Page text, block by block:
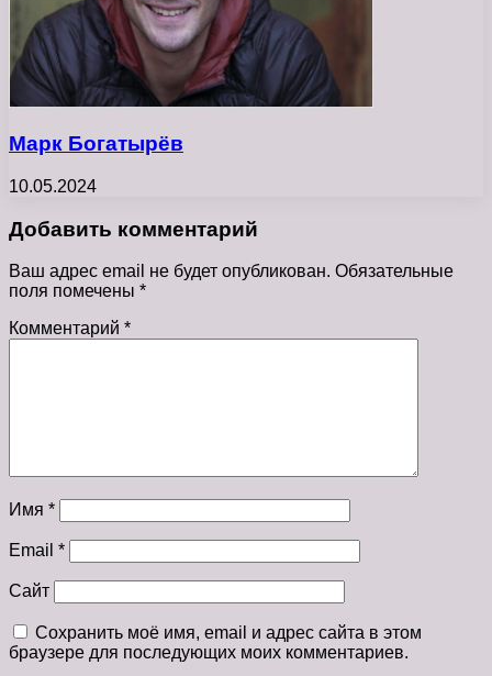
Марк Богатырёв
10.05.2024
Добавить комментарий
Ваш адрес email не будет опубликован. Обязательные
поля помечены *
Комментарий *
Имя *
Email *
Сайт
Сохранить моё имя, email и адрес сайта в этом
браузере для последующих моих комментариев.